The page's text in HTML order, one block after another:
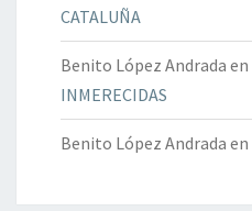
CATALUÑA
Benito López Andrada en
INMERECIDAS
Benito López Andrada en